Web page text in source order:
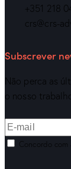
+351 218
crs@crs-
Subscrever
Não perca as
o nosso
Concordo com